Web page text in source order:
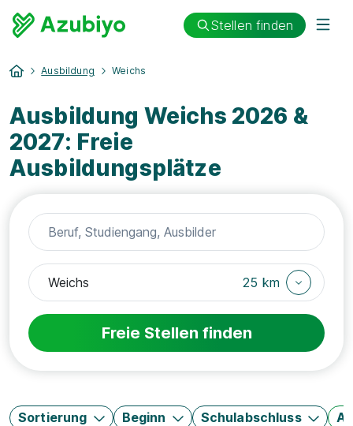
Stellen finden
Ausbildung Weichs
Ausbildung Weichs 2026 &
2027: Freie
Ausbildungsplätze
25 km
Freie Stellen finden
Sortierung Beginn Schulabschluss